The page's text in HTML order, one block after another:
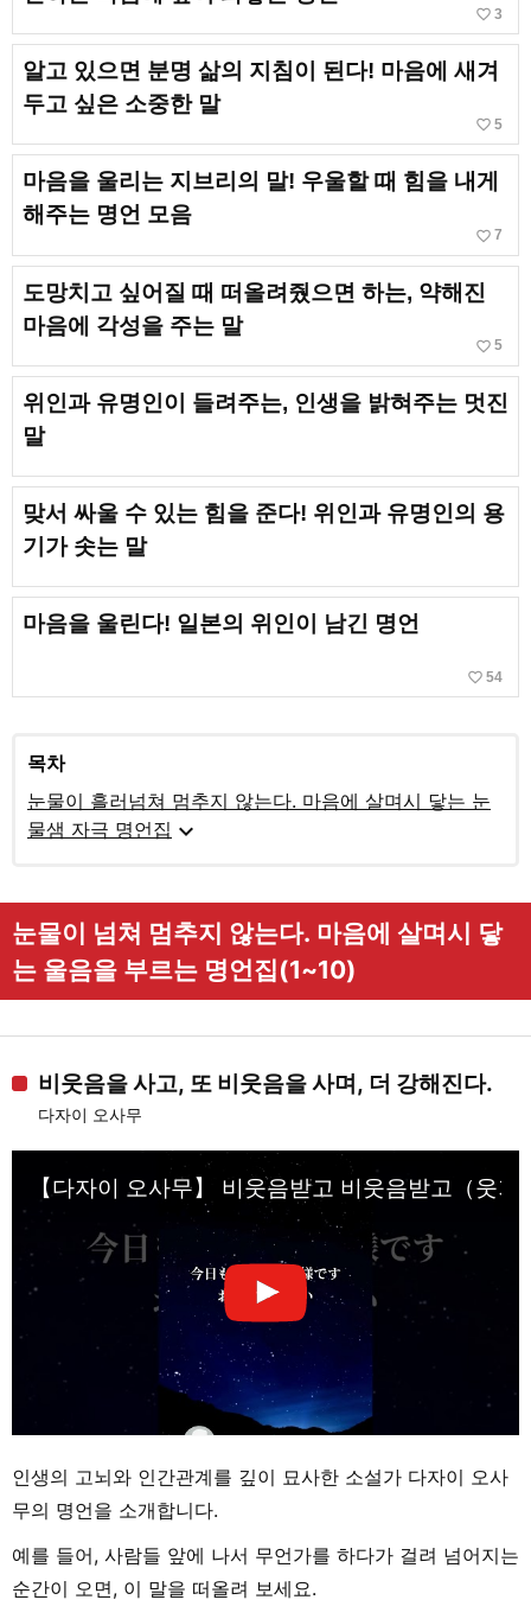
favorite_border 3
알고 있으면 분명 삶의 지침이 된다! 마음에 새겨
두고 싶은 소중한 말
favorite_border 5
마음을 울리는 지브리의 말! 우울할 때 힘을 내게
해주는 명언 모음
favorite_border 7
도망치고 싶어질 때 떠올려줬으면 하는, 약해진
마음에 각성을 주는 말
favorite_border 5
위인과 유명인이 들려주는, 인생을 밝혀주는 멋진
말
맞서 싸울 수 있는 힘을 준다! 위인과 유명인의 용
기가 솟는 말
마음을 울린다! 일본의 위인이 남긴 명언
favorite_border 54
목차
눈물이 흘러넘쳐 멈추지 않는다. 마음에 살며시 닿는 눈
물샘 자극 명언집 expand_more
눈물이 넘쳐 멈추지 않는다. 마음에 살며시 닿
는 울음을 부르는 명언집(1~10)
비웃음을 사고, 또 비웃음을 사며, 더 강해진다.
다자이 오사무
【다자이 오사무】 비웃음받고 비웃음받고（웃
인생의 고뇌와 인간관계를 깊이 묘사한 소설가 다자이 오사
무의 명언을 소개합니다.
예를 들어, 사람들 앞에 나서 무언가를 하다가 걸려 넘어지는
순간이 오면, 이 말을 떠올려 보세요.